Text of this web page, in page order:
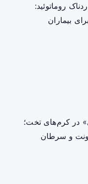
روماتوئید:
بیماران
در کرم‌های تخت؛
و سرطان